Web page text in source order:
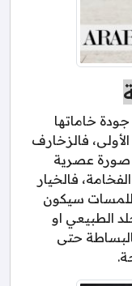
خاماتها
فالزخارف
صورة عصرية
فالخيار
سيكون
الطبيعي او
حتى